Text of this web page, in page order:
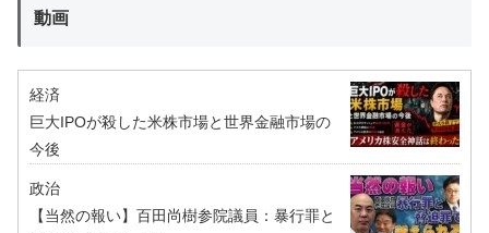
動画
経済
巨大IPOが殺した米株市場と世界金融市場の
今後
政治
【当然の報い】百田尚樹参院議員：暴行罪と